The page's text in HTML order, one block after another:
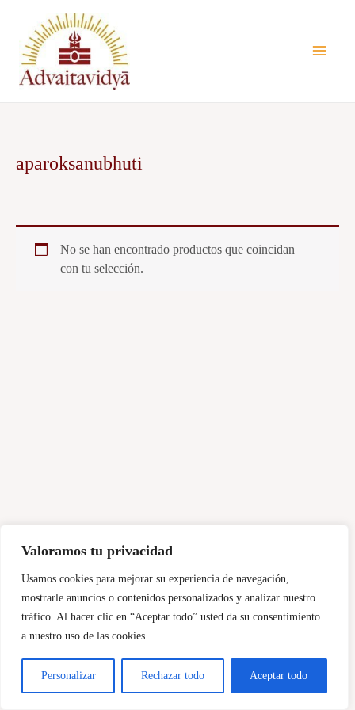
Valoramos tu privacidad
Usamos cookies para mejorar su experiencia de navegación,
mostrarle anuncios o contenidos personalizados y analizar nuestro
tráfico. Al hacer clic en “Aceptar todo” usted da su consentimiento
a nuestro uso de las cookies.
Personalizar Rechazar todo Aceptar todo
contenido
aparoksanubhuti
No se han encontrado productos que coincidan
con tu selección.